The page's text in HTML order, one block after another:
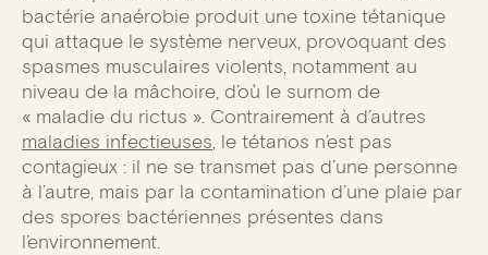
bactérie anaérobie produit une toxine tétanique
qui attaque le système nerveux, provoquant des
spasmes musculaires violents, notamment au
niveau de la mâchoire, d’où le surnom de
« maladie du rictus ». Contrairement à d’autres
maladies infectieuses, le tétanos n’est pas
contagieux : il ne se transmet pas d’une personne
à l’autre, mais par la contamination d’une plaie par
des spores bactériennes présentes dans
l’environnement.